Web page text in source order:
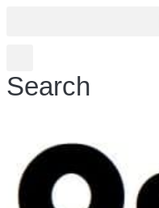
Search